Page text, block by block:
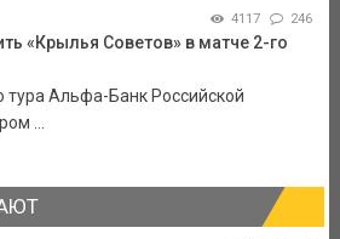
4117 246
«Крылья Советов» в матче 2-го
тура Альфа-Банк Российской
...